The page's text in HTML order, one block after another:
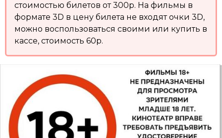
стоимостью билетов от 300р. На фильмы в
формате 3D в цену билета не входят очки 3D,
можно воспользоваться своими или купить в
кассе, стоимость 60р.